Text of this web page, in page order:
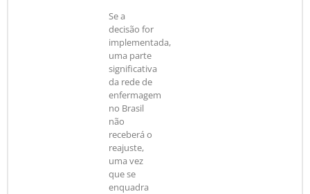
Se a
decisão for
implementada,
uma parte
significativa
da rede de
enfermagem
no Brasil
não
receberá o
reajuste,
uma vez
que se
enquadra